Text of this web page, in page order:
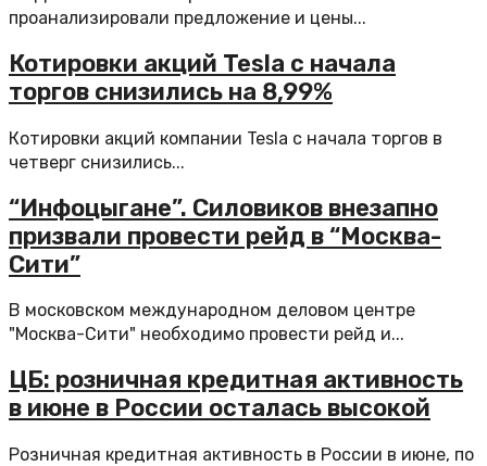
проанализировали предложение и цены...
Котировки акций Tesla с начала
торгов снизились на 8,99%
Котировки акций компании Tesla с начала торгов в
четверг снизились...
“Инфоцыгане”. Силовиков внезапно
призвали провести рейд в “Москва-
Сити”
В московском международном деловом центре
"Москва-Сити" необходимо провести рейд и...
ЦБ: розничная кредитная активность
в июне в России осталась высокой
Розничная кредитная активность в России в июне, по